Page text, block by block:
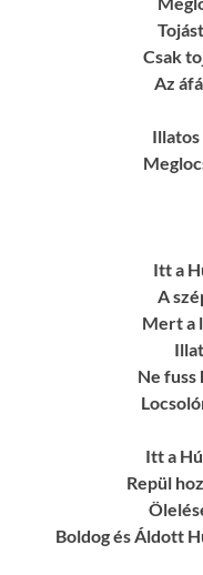
Csak
Az
Illatos
Itt a
A
Mert a
Ne fuss
Itt a
Repül
Boldog és Áldott